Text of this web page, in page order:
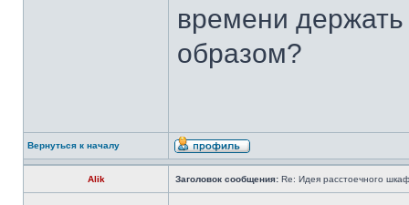
времени
образом?
Вернуться к началу
Alik Заголовок сообщения: Re: Идея расстоечного